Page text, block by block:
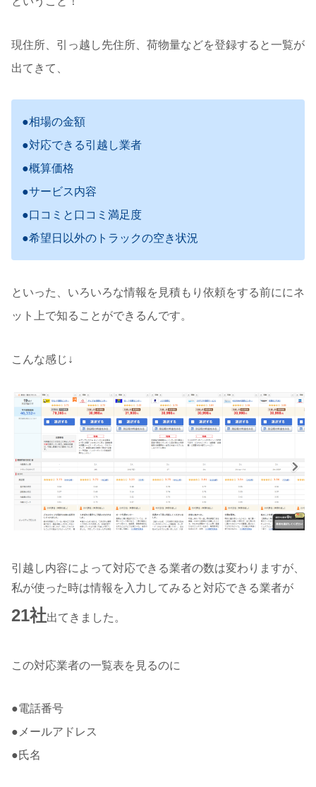
現住所、引っ越し先住所、荷物量などを登録すると一覧が
出てきて、
●相場の金額
●対応できる引越し業者
●概算価格
●サービス内容
●口コミと口コミ満足度
●希望日以外のトラックの空き状況
といった、いろいろな情報を見積もり依頼をする前ににネ
ット上で知ることができるんです。
こんな感じ↓
引越し内容によって対応できる業者の数は変わりますが、
私が使った時は情報を入力してみると対応できる業者が
21社出てきました。
この対応業者の一覧表を見るのに
●電話番号
●メールアドレス
●氏名